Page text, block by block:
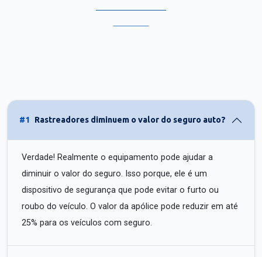
#1 Rastreadores diminuem o valor do seguro auto?
Verdade! Realmente o equipamento pode ajudar a
diminuir o valor do seguro. Isso porque, ele é um
dispositivo de segurança que pode evitar o furto ou
roubo do veículo. O valor da apólice pode reduzir em até
25% para os veículos com seguro.